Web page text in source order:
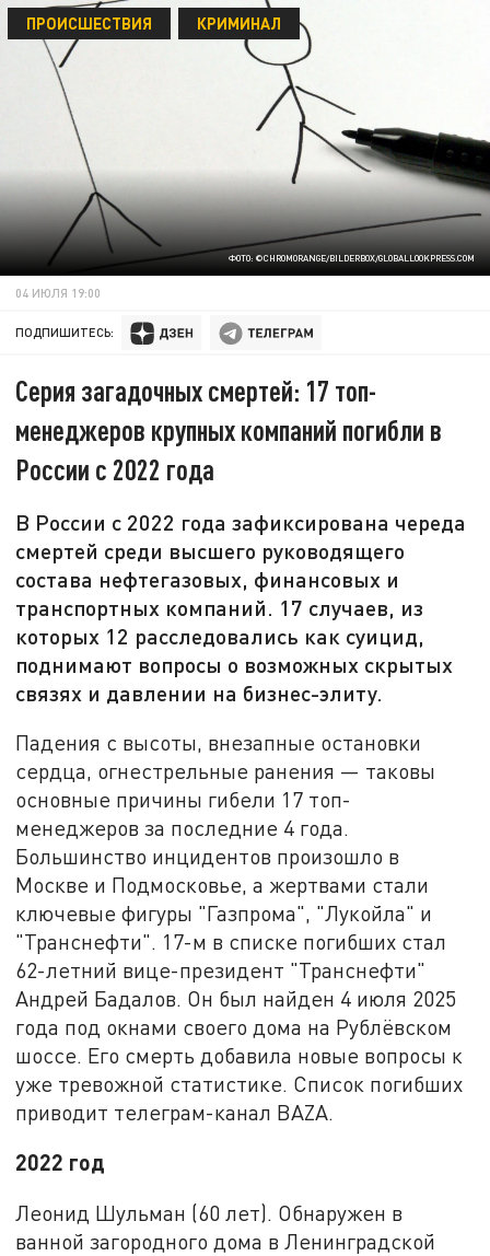
ФОТО: ©CHROMORANGE/BILDERBOX/GLOBALLOOKPRESS.COM
ПРОИСШЕСТВИЯ КРИМИНАЛ
04 ИЮЛЯ 19:00
ПОДПИШИТЕСЬ:
Серия загадочных смертей: 17 топ-
менеджеров крупных компаний погибли в
России с 2022 года
В России с 2022 года зафиксирована череда
смертей среди высшего руководящего
состава нефтегазовых, финансовых и
транспортных компаний. 17 случаев, из
которых 12 расследовались как суицид,
поднимают вопросы о возможных скрытых
связях и давлении на бизнес-элиту.
Падения с высоты, внезапные остановки
сердца, огнестрельные ранения — таковы
основные причины гибели 17 топ-
менеджеров за последние 4 года.
Большинство инцидентов произошло в
Москве и Подмосковье, а жертвами стали
ключевые фигуры "Газпрома", "Лукойла" и
"Транснефти". 17-м в списке погибших стал
62-летний вице-президент "Транснефти"
Андрей Бадалов. Он был найден 4 июля 2025
года под окнами своего дома на Рублёвском
шоссе. Его смерть добавила новые вопросы к
уже тревожной статистике. Список погибших
приводит телеграм-канал BAZA.
2022 год
Леонид Шульман (60 лет). Обнаружен в
ванной загородного дома в Ленинградской